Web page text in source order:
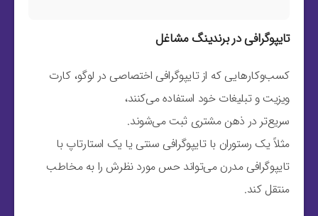
تایپوگرافی در برندینگ مشاغل
کسب‌وکارهایی که از تایپوگرافی اختصاصی در لوگو، کارت
ویزیت و تبلیغات خود استفاده می‌کنند،
سریع‌تر در ذهن مشتری ثبت می‌شوند.
مثلاً یک رستوران با تایپوگرافی سنتی یا یک استارتاپ با
تایپوگرافی مدرن می‌تواند حس مورد نظرش را به مخاطب
منتقل کند.